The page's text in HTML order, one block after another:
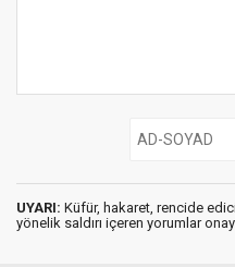
UYARI: Küfür, hakaret, rencide
yönelik saldırı içeren yorumlar